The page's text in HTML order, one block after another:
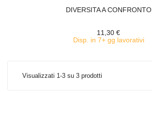
DIVERSITA A CONFRONTO
11,30 €
Disp. in 7+ gg lavorativi
Visualizzati 1-3 su 3 prodotti